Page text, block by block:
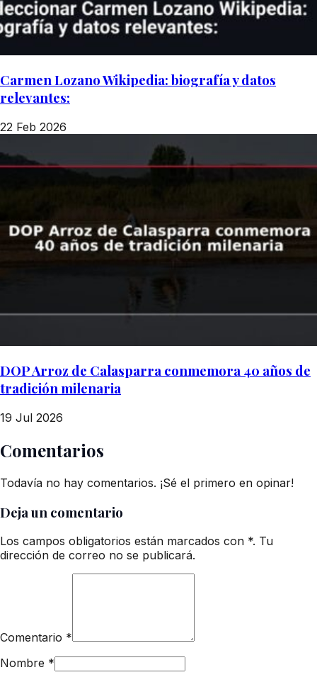
Carmen Lozano Wikipedia: biografía y datos
relevantes:
22 Feb 2026
DOP Arroz de Calasparra conmemora 40 años de
tradición milenaria
19 Jul 2026
Comentarios
Todavía no hay comentarios. ¡Sé el primero en opinar!
Deja un comentario
Los campos obligatorios están marcados con *. Tu
dirección de correo no se publicará.
Comentario *
Nombre *